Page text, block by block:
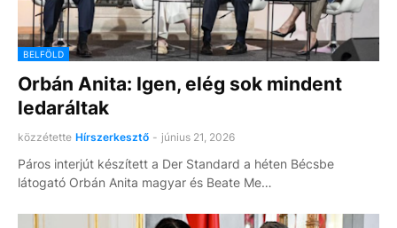
BELFÖLD
Orbán Anita: Igen, elég sok mindent
ledaráltak
közzétette Hírszerkesztő - június 21, 2026
Páros interjút készített a Der Standard a héten Bécsbe
látogató Orbán Anita magyar és Beate Me…